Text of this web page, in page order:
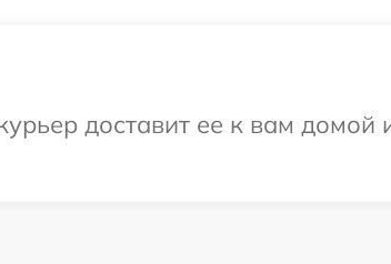
доставит ее к вам домой